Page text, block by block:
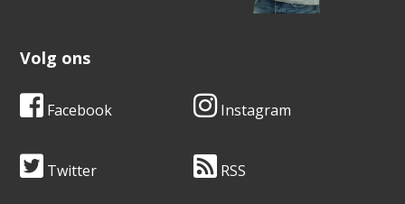
Volg ons
Facebook Instagram
Twitter RSS